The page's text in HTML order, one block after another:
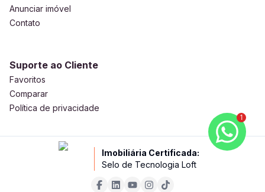
Anunciar imóvel
Contato
Suporte ao Cliente
Favoritos
Comparar
Política de privacidade
Imobiliária Certificada:
Selo de Tecnologia Loft
1